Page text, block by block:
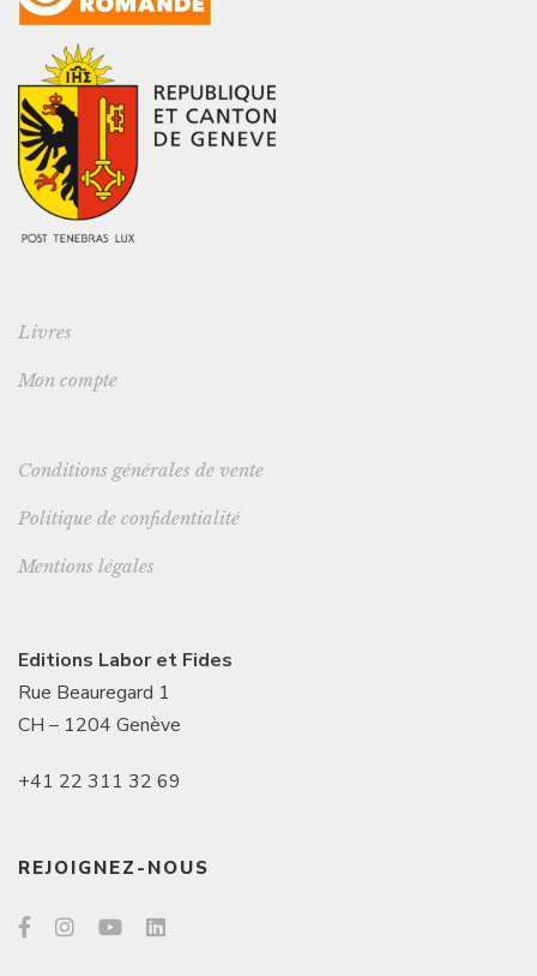
Livres
Mon compte
Conditions générales de vente
Politique de confidentialité
Mentions légales
Editions Labor et Fides
Rue Beauregard 1
CH – 1204 Genève
+41 22 311 32 69
REJOIGNEZ-NOUS